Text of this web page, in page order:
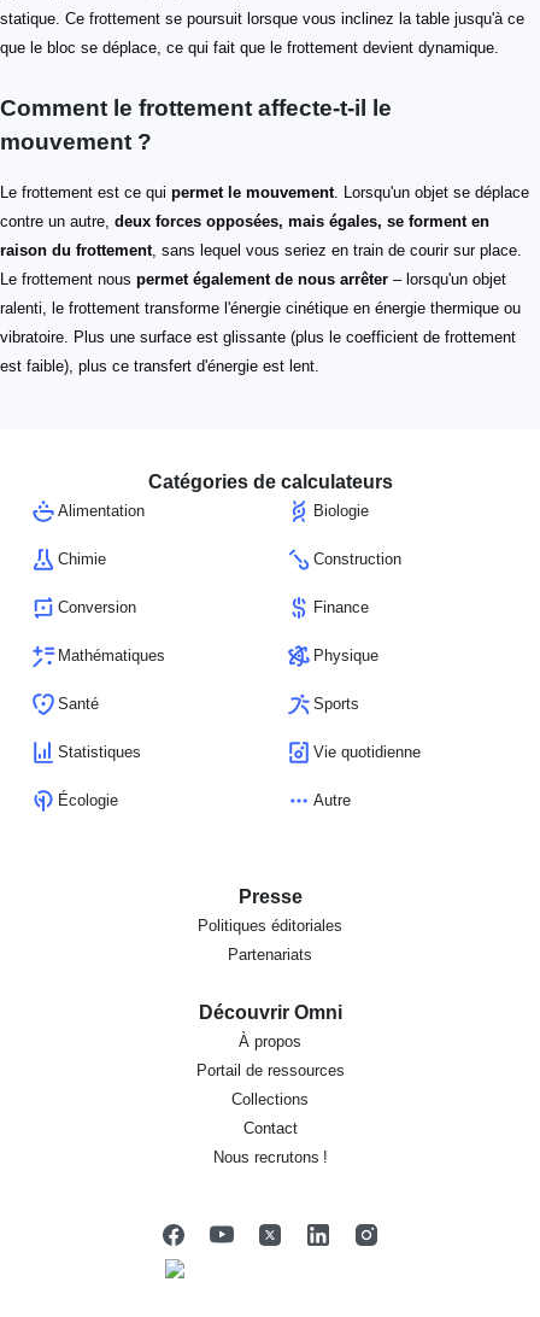
statique. Ce frottement se poursuit lorsque vous inclinez la table jusqu'à ce
que le bloc se déplace, ce qui fait que le frottement devient dynamique.
Comment le frottement affecte-t-il le
mouvement ?
Le frottement est ce qui permet le mouvement. Lorsqu'un objet se déplace
contre un autre, deux forces opposées, mais égales, se forment en
raison du frottement, sans lequel vous seriez en train de courir sur place.
Le frottement nous permet également de nous arrêter – lorsqu'un objet
ralenti, le frottement transforme l'énergie cinétique en énergie thermique ou
vibratoire. Plus une surface est glissante (plus le coefficient de frottement
est faible), plus ce transfert d'énergie est lent.
Catégories de calculateurs
Alimentation Biologie
Chimie Construction
Conversion Finance
Mathématiques Physique
Santé Sports
Statistiques Vie quotidienne
Écologie Autre
Presse
Politiques éditoriales
Partenariats
Découvrir Omni
À propos
Portail de ressources
Collections
Contact
Nous recrutons !